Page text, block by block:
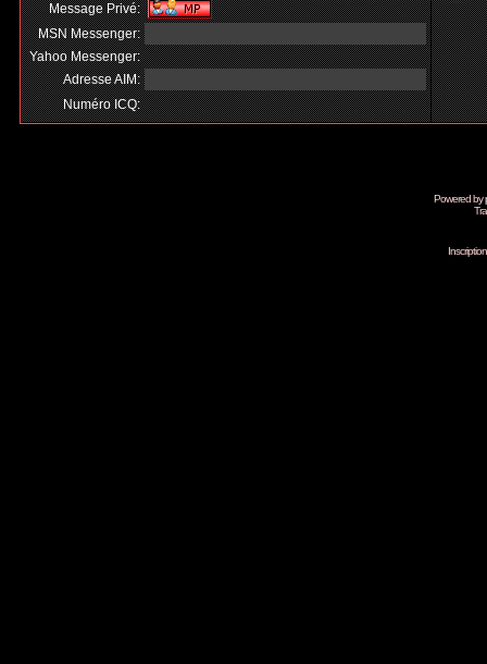
Message Privé:
MSN Messenger:
Yahoo Messenger:
Adresse AIM:
Numéro ICQ:
Powered by